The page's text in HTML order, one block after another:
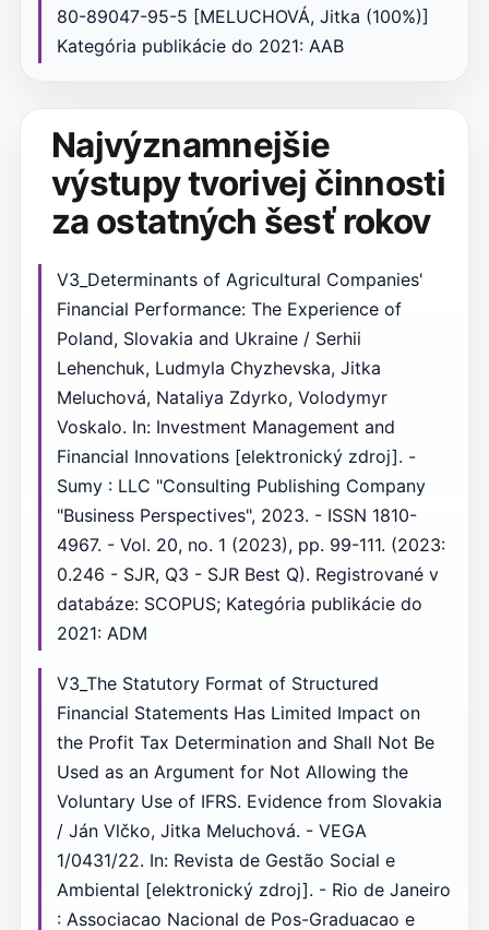
80-89047-95-5 [MELUCHOVÁ, Jitka (100%)]
Kategória publikácie do 2021: AAB
Najvýznamnejšie
výstupy tvorivej činnosti
za ostatných šesť rokov
V3_Determinants of Agricultural Companies'
Financial Performance: The Experience of
Poland, Slovakia and Ukraine / Serhii
Lehenchuk, Ludmyla Chyzhevska, Jitka
Meluchová, Nataliya Zdyrko, Volodymyr
Voskalo. In: Investment Management and
Financial Innovations [elektronický zdroj]. -
Sumy : LLC "Consulting Publishing Company
"Business Perspectives", 2023. - ISSN 1810-
4967. - Vol. 20, no. 1 (2023), pp. 99-111. (2023:
0.246 - SJR, Q3 - SJR Best Q). Registrované v
databáze: SCOPUS; Kategória publikácie do
2021: ADM
V3_The Statutory Format of Structured
Financial Statements Has Limited Impact on
the Profit Tax Determination and Shall Not Be
Used as an Argument for Not Allowing the
Voluntary Use of IFRS. Evidence from Slovakia
/ Ján Vlčko, Jitka Meluchová. - VEGA
1/0431/22. In: Revista de Gestão Social e
Ambiental [elektronický zdroj]. - Rio de Janeiro
: Associacao Nacional de Pos-Graduacao e